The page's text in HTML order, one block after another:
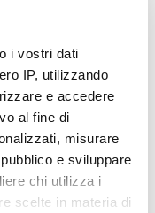
i vostri dati
IP, utilizzando
e accedere
al fine di
misurare
e sviluppare
chi utilizza i
scelte in materia di
1
San Lorenzo, Casal
Máx. 10km